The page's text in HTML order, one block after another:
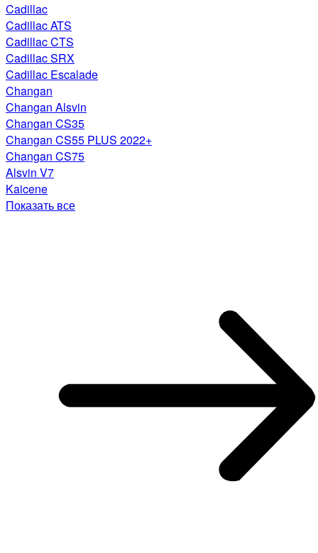
Cadillac
Cadillac ATS
Cadillac CTS
Cadillac SRX
Cadillac Escalade
Changan
Changan Alsvin
Changan CS35
Changan CS55 PLUS 2022+
Changan CS75
Alsvin V7
Kaicene
Показать все